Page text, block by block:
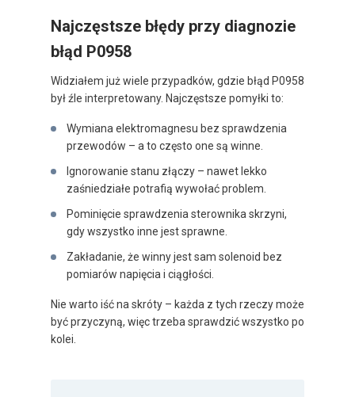
Najczęstsze błędy przy diagnozie
błąd P0958
Widziałem już wiele przypadków, gdzie błąd P0958
był źle interpretowany. Najczęstsze pomyłki to:
Wymiana elektromagnesu bez sprawdzenia
przewodów – a to często one są winne.
Ignorowanie stanu złączy – nawet lekko
zaśniedziałe potrafią wywołać problem.
Pominięcie sprawdzenia sterownika skrzyni,
gdy wszystko inne jest sprawne.
Zakładanie, że winny jest sam solenoid bez
pomiarów napięcia i ciągłości.
Nie warto iść na skróty – każda z tych rzeczy może
być przyczyną, więc trzeba sprawdzić wszystko po
kolei.